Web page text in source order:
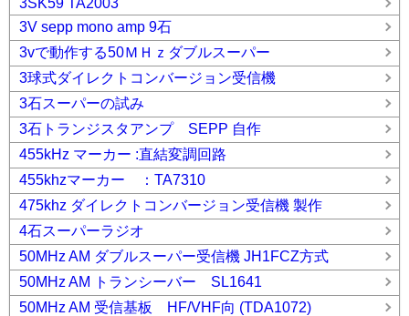
3V sepp mono amp 9石
3vで動作する50ＭＨｚダブルスーパー
3球式ダイレクトコンバージョン受信機
3石スーパーの試み
3石トランジスタアンプ SEPP 自作
455kHz マーカー :直結変調回路
455khzマーカー ：TA7310
475khz ダイレクトコンバージョン受信機 製作
4石スーパーラジオ
50MHz AM ダブルスーパー受信機 JH1FCZ方式
50MHz AM トランシーバー SL1641
50MHz AM 受信基板 HF/VHF向 (TDA1072)